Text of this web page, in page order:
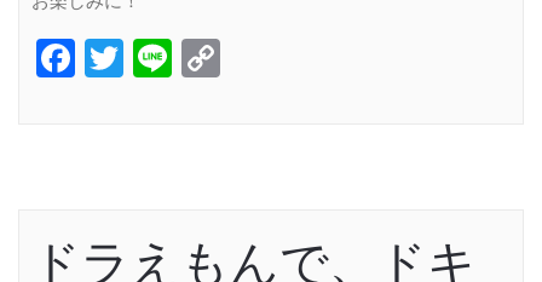
Facebook
Twitter
Line
ドラえもんで、ドキ